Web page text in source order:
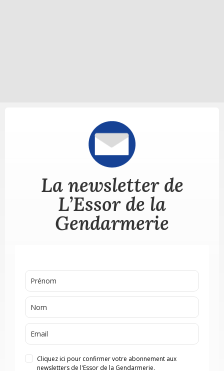
La newsletter de
L’Essor de la
Gendarmerie
Cliquez ici pour confirmer votre abonnement aux
newsletters de l'Essor de la Gendarmerie.